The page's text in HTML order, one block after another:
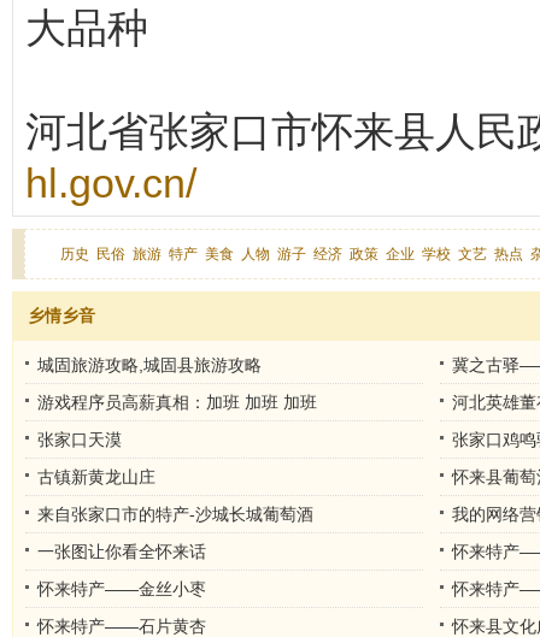
大品种
河北省张家口市怀来县人民
hl.gov.cn/
历史 民俗 旅游 特产 美食 人物 游子 经济 政策 企业 学校 文艺 热点
乡情乡音
城固旅游攻略,城固县旅游攻略
冀之古驿
游戏程序员高薪真相：加班 加班 加班
河北英雄董
张家口天漠
张家口鸡鸣
古镇新黄龙山庄
怀来县葡萄
来自张家口市的特产-沙城长城葡萄酒
我的网络
一张图让你看全怀来话
怀来特产
怀来特产——金丝小枣
怀来特产
怀来特产——石片黄杏
怀来县文化